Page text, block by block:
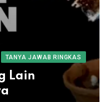
TANYA JAWAB RINGKAS
Lain